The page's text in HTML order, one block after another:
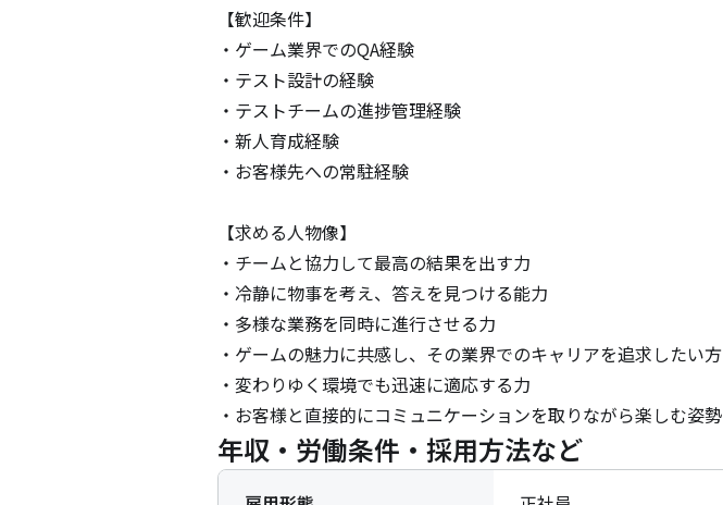
【歓迎条件】
・ゲーム業界でのQA経験
・テスト設計の経験
・テストチームの進捗管理経験
・新人育成経験
・お客様先への常駐経験
【求める人物像】
・チームと協力して最高の結果を出す力
・冷静に物事を考え、答えを見つける能力
・多様な業務を同時に進行させる力
・ゲームの魅力に共感し、その業界でのキャリアを追求したい方
・変わりゆく環境でも迅速に適応する力
・お客様と直接的にコミュニケーションを取りながら楽しむ姿勢
年収・労働条件・採用方法など